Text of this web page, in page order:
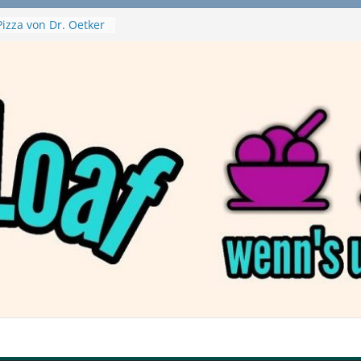
von Dr. Oetker
Nuggets und
wirklich vegan?
Haftbefehl /